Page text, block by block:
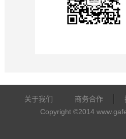
关于我们 商务合作
Copyright ©2014